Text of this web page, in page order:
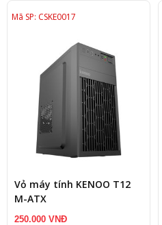
Mã SP: CSKE0017
Vỏ máy tính KENOO T12
M-ATX
250.000 VNĐ